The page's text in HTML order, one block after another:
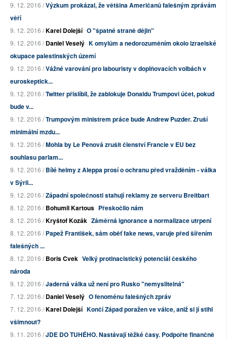
9. 12. 2016 /Výzkum prokázal, že většina Američanů falešným zprávám
věří
9. 12. 2016 /Karel Dolejší O "špatné straně dějin"
9. 12. 2016 /Daniel Veselý K omylům a nedorozuměním okolo izraelské
okupace palestinských území
9. 12. 2016 /Vážné varování pro labouristy v doplňovacích volbách v
euroskeptick...
9. 12. 2016 /Twitter přislíbil, že zablokuje Donaldu Trumpovi účet, pokud
bude v...
9. 12. 2016 /Trumpovým ministrem práce bude Andrew Puzder. Zruší
minimální mzdu...
9. 12. 2016 /Mohla by Le Penová zrušit členství Francie v EU bez
souhlasu parlam...
9. 12. 2016 /Bílé helmy z Aleppa prosí o ochranu před vražděním - válka
v Sýrii...
9. 12. 2016 /Západní společnosti stahují reklamy ze serveru Breitbart
8. 12. 2016 /Bohumil Kartous Přeskočilo nám
8. 12. 2016 /Kryštof Kozák Záměrná ignorance a normalizace utrpení
8. 12. 2016 /Papež František, sám oběť fake news, varuje před šířením
falešných ...
8. 12. 2016 /Boris Cvek Velký protinacistický potenciál českého
národa
9. 12. 2016 /Jaderná válka už není pro Rusko "nemyslitelná"
7. 12. 2016 /Daniel Veselý O fenoménu falešných zpráv
7. 12. 2016 /Karel Dolejší Končí Západ poražen ve válce, aniž si jí stihl
všimnout?
9. 11. 2016 /JDE DO TUHÉHO. Nastávají těžké časy. Podpořte finančně